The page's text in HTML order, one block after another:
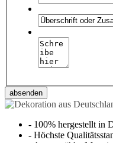
absenden
- 100% hergestellt in
- Höchste